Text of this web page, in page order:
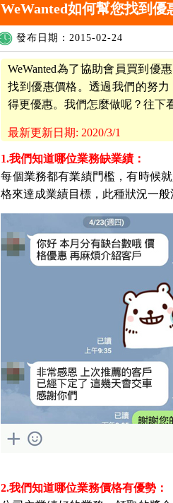
WeWanted如何幫您找到優
發布日期：2015-02-24
WeWanted為了協助會員買到優
找到優惠價格。透過我們的努力
得更優惠。我們怎麼做呢？往下
最新更新日期: 2020/3/1
1.我們知道哪位業務缺業績：
每個業務都有業績門檻，有時候
格來達成業績目標，此種狀況一
2.我們知道哪位業務價格有優勢：